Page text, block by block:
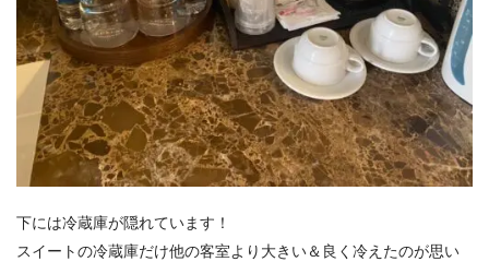
下には冷蔵庫が隠れています！
スイートの冷蔵庫だけ他の客室より大きい＆良く冷えたのが思い